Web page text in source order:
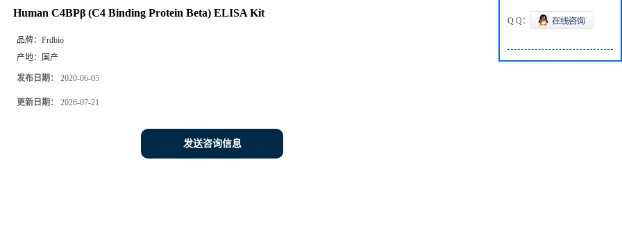
Human C4BPβ (C4 Binding Protein Beta) ELISA Kit
品牌： Frdbio
产地：
国产
发布日期： 2020-06-05
更新日期： 2026-07-21
发送咨询信息
Q Q：